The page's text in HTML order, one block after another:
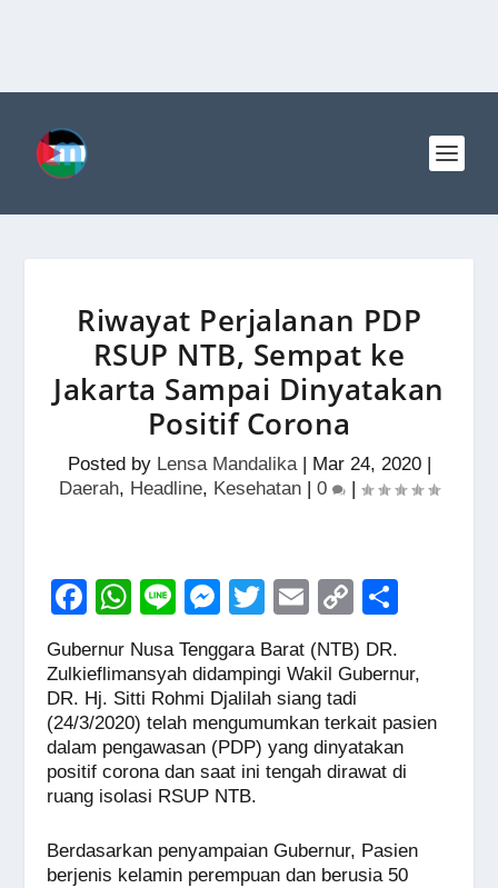
Riwayat Perjalanan PDP
RSUP NTB, Sempat ke
Jakarta Sampai Dinyatakan
Positif Corona
Posted by Lensa Mandalika| Mar 24, 2020|
Daerah, Headline, Kesehatan | 0 |
F
c
e
b
o
o
k
W
h
at
s
A
p
p
Li
n
e
M
ss
e
n
g
er
T
wi
tt
er
E
m
ail
C
o
p
y
Li
n
ar
Gubernur Nusa Tenggara Barat (NTB) DR.
Zulkieflimansyah didampingi Wakil Gubernur,
DR. Hj. Sitti Rohmi Djalilah siang tadi
(24/3/2020) telah mengumumkan terkait pasien
dalam pengawasan (PDP) yang dinyatakan
positif corona dan saat ini tengah dirawat di
ruang isolasi RSUP NTB.
Berdasarkan penyampaian Gubernur, Pasien
berjenis kelamin perempuan dan berusia 50